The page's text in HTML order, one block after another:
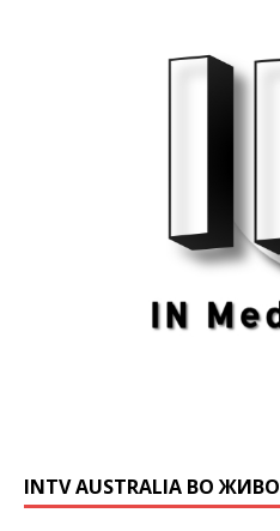
INTV AUSTRALIA ВО ЖИВО